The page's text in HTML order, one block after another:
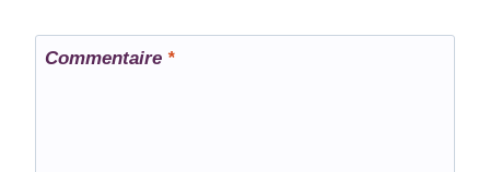
Commentaire *